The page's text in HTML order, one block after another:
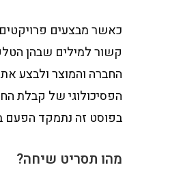
כאשר מבצעים
קשור למילים שבהן
החברה והמוצר ולבצע
הפסיכולוגי של קבלת
בפוסט זה נתמקד הפעם
מהו תסריט שיחה?